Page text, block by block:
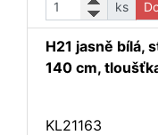
ks
H21 jasně bílá,
140 cm,
KL21163